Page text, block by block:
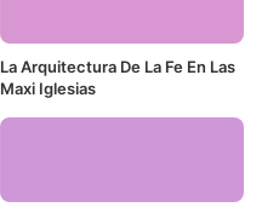
La Arquitectura De La Fe En Las
Maxi Iglesias